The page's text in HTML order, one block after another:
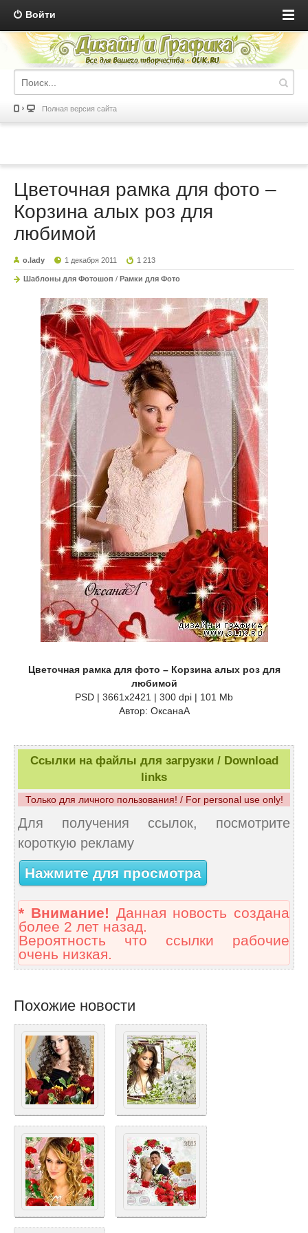
Войти
Полная версия сайта
Цветочная рамка для фото –
Корзина алых роз для
любимой
o.lady 1 декабря 2011 1 213
Шаблоны для Фотошоп / Рамки для Фото
Цветочная рамка для фото – Корзина алых роз для
любимой
PSD | 3661х2421 | 300 dpi | 101 Mb
Автор: ОксанаА
Ссылки на файлы для загрузки / Download
links
Только для личного пользования! / For personal use only!
Для получения ссылок, посмотрите
короткую рекламу
Нажмите для просмотра
* Внимание! Данная новость создана
более 2 лет назад.
Вероятность что ссылки рабочие
очень низкая.
Похожие новости